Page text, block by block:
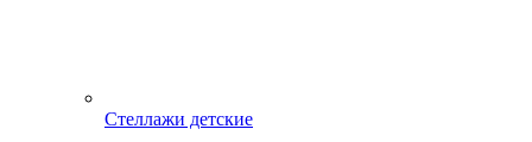
Стеллажи детские